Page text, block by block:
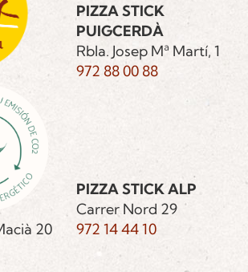
PIZZA STICK
PUIGCERDÀ
Rbla. Josep Mª Martí, 1
972 88 00 88
20
PIZZA STICK ALP
Carrer Nord 29
972 14 44 10